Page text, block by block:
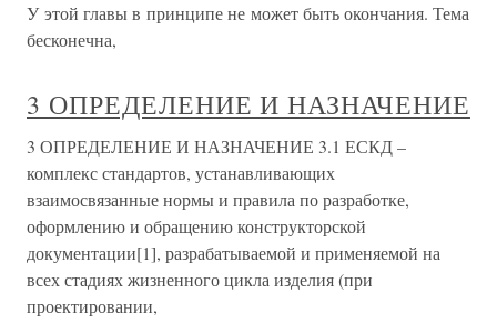
У этой главы в принципе не может быть окончания. Тема
бесконечна,
3 ОПРЕДЕЛЕНИЕ И НАЗНАЧЕНИЕ
3 ОПРЕДЕЛЕНИЕ И НАЗНАЧЕНИЕ 3.1 ЕСКД –
комплекс стандартов, устанавливающих
взаимосвязанные нормы и правила по разработке,
оформлению и обращению конструкторской
документации[1], разрабатываемой и применяемой на
всех стадиях жизненного цикла изделия (при
проектировании,